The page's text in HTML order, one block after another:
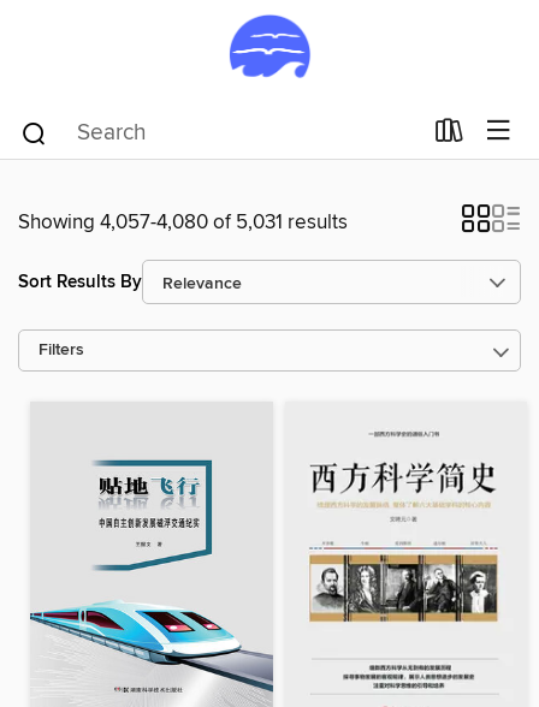
Showing 4,057-4,080 of 5,031 results
Sort Results By
Filters